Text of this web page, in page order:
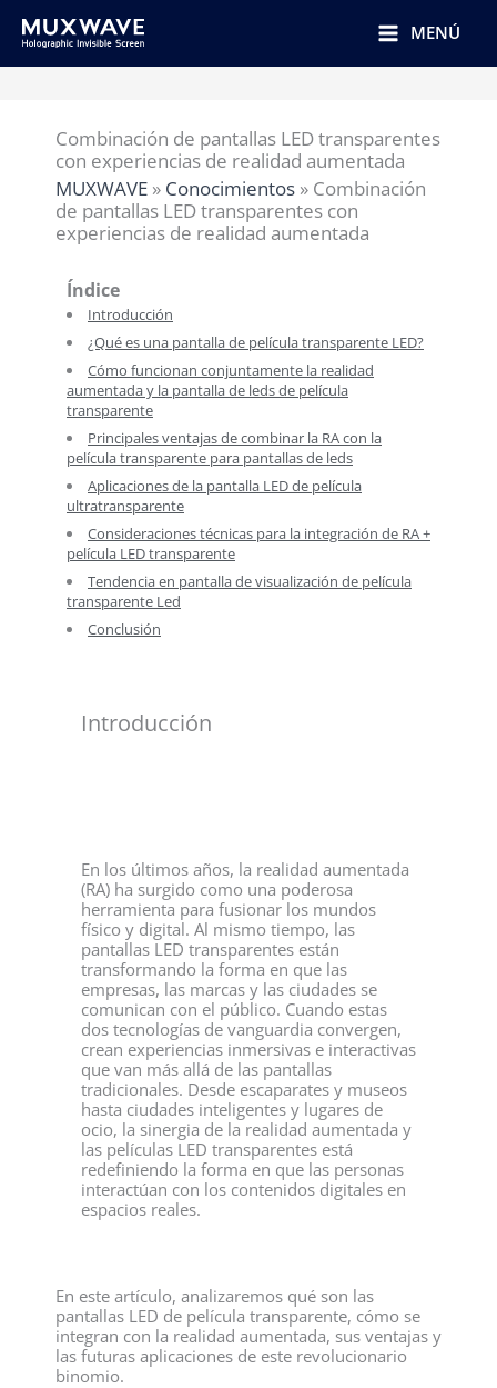
MENÚ
Combinación de pantallas LED transparentes
con experiencias de realidad aumentada
MUXWAVE » Conocimientos » Combinación
de pantallas LED transparentes con
experiencias de realidad aumentada
Índice
Introducción
¿Qué es una pantalla de película transparente LED?
Cómo funcionan conjuntamente la realidad
aumentada y la pantalla de leds de película
transparente
Principales ventajas de combinar la RA con la
película transparente para pantallas de leds
Aplicaciones de la pantalla LED de película
ultratransparente
Consideraciones técnicas para la integración de RA +
película LED transparente
Tendencia en pantalla de visualización de película
transparente Led
Conclusión
Introducción
En los últimos años, la realidad aumentada
(RA) ha surgido como una poderosa
herramienta para fusionar los mundos
físico y digital. Al mismo tiempo, las
pantallas LED transparentes están
transformando la forma en que las
empresas, las marcas y las ciudades se
comunican con el público. Cuando estas
dos tecnologías de vanguardia convergen,
crean experiencias inmersivas e interactivas
que van más allá de las pantallas
tradicionales. Desde escaparates y museos
hasta ciudades inteligentes y lugares de
ocio, la sinergia de la realidad aumentada y
las películas LED transparentes está
redefiniendo la forma en que las personas
interactúan con los contenidos digitales en
espacios reales.
En este artículo, analizaremos qué son las
pantallas LED de película transparente, cómo se
integran con la realidad aumentada, sus ventajas y
las futuras aplicaciones de este revolucionario
binomio.